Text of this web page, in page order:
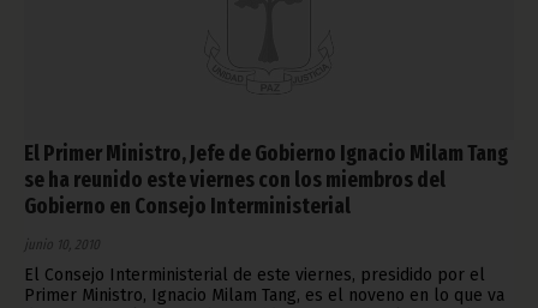
El Primer Ministro, Jefe de Gobierno Ignacio Milam Tang
se ha reunido este viernes con los miembros del
Gobierno en Consejo Interministerial
junio 10, 2010
El Consejo Interministerial de este viernes, presidido por el
Primer Ministro, Ignacio Milam Tang, es el noveno en lo que va